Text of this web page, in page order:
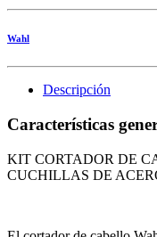
Wahl
Descripción
Características
KIT CORTADOR DE
CUCHILLAS DE